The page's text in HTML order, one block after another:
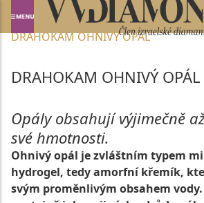
Domů
DRAHOKAMY A
DRAHOKAM OHNIVÝ OPÁL
DRAHOKAM OHNIVÝ OPÁL
Opály obsahují výjimečně
své hmotnosti.
Ohnivý opál je zvláštním typem
hydrogel, tedy amorfní křemík,
svým proměnlivým obsahem